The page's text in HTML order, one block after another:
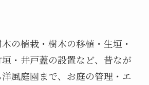
の植栽・樹木の移植・生垣・
・井戸蓋の設置など、昔なが
風庭園まで、お庭の管理・エ